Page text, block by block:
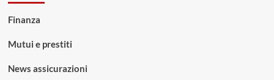
Finanza
Mutui e prestiti
News assicurazioni